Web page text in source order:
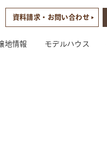
資料請求・お問い合わせ
地情報 モデルハウス